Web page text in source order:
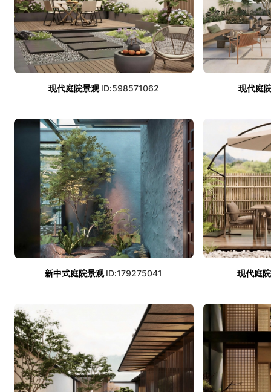
现代庭院景观 ID:598571062 现代庭
新中式庭院景观 ID:179275041 现代庭